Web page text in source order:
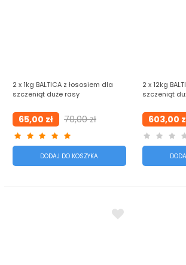
2 x 1kg BALTICA z łososiem dla
szczeniąt duże rasy
65,00 zł 70,00 zł
DODAJ DO KOSZYKA
2 x 12kg
szczeniąt
603,00